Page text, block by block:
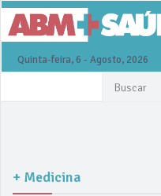
Quinta-feira, 6 - Agosto, 2026
+ Medicina